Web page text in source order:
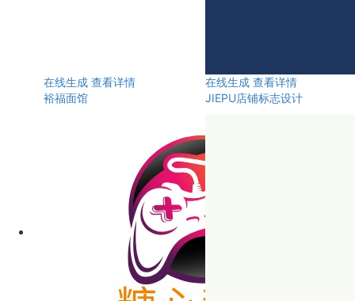
在线生成 查看详情
裕福面馆
在线生成 查看详情
JIEPU店铺标志设计